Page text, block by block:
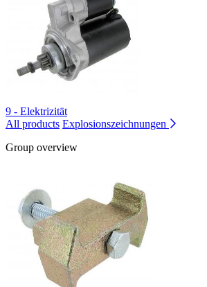
9 - Elektrizität
All products Explosionszeichnungen
Group overview